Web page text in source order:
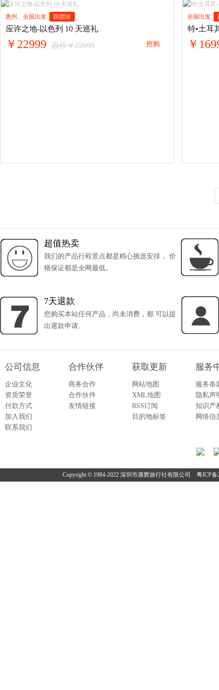
惠州、全国出发 跟团游
应许之地-以色列 10 天巡礼
￥22999 原价￥22999 抢购
全国出发
特•土耳
￥
超值热卖
我们的产品行程景点都是精心挑选安排， 价
格保证都是全网最低。
7天退款
您购买本站任何产品，尚未消费，都 可以提
出退款申请。
公司信息
企业文化
资质荣誉
付款方式
加入我们
联系我们
合作伙伴
商务合作
合作伙伴
友情链接
获取更新
网站地图
XML地图
RSS订阅
目的地标签
服务
服务条
隐私声
知识产
网络信
Copyright © 1984-2022 深圳市康辉旅行社有限公司粤ICP备